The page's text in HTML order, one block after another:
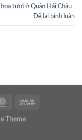
hoa tươi ở Quận Hải Châu
Để lại bình luận
Theme